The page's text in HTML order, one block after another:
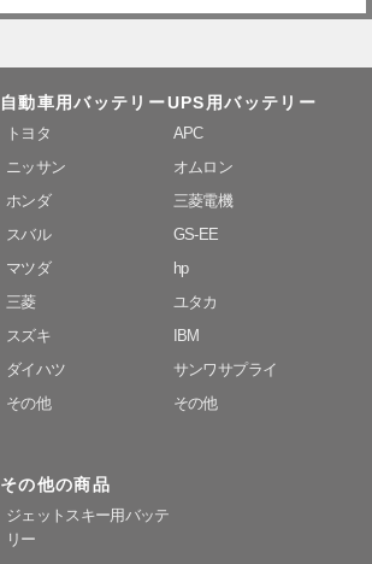
自動車用バッテリー
トヨタ
ニッサン
ホンダ
スバル
マツダ
三菱
スズキ
ダイハツ
その他
UPS用バッテリー
APC
オムロン
三菱電機
GS-EE
hp
ユタカ
IBM
サンワサプライ
その他
その他の商品
ジェットスキー用バッテ
リー